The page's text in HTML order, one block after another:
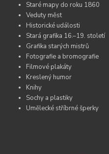
Staré mapy do roku 1860
Veduty měst
Historické události
Stará grafika 16.–19. století
Grafika starých mistrů
Fotografie a bromografie
Filmové plakáty
Kreslený humor
Knihy
Sochy a plastiky
Umělecké stříbrné šperky